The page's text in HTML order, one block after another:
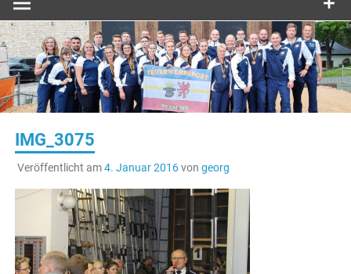
IMG_3075
Veröffentlicht am4. Januar 2016von georg